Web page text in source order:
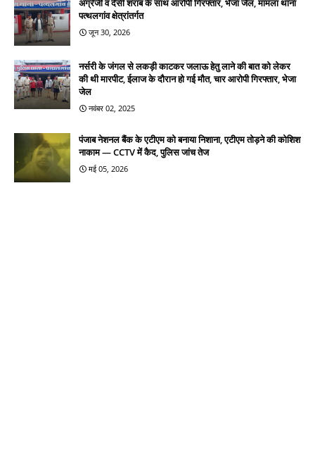
अंग्रेजी व देसी शराब के साथ आरोपी गिरफ्तार, भेजा जेल, मामला थाना
पत्थलगांव क्षेत्रांतर्गत
जून 30, 2026
नर्सरी के जंगल से लकड़ी काटकर जलाऊ हेतु लाने की बात को लेकर
की थी मारपीट, ईलाज के दौरान हो गई मौत, चार आरोपी गिरफ्तार, भेजा
जेल
नवंबर 02, 2025
पंजाब नेशनल बैंक के एटीएम को बनाया निशाना, एटीएम तोड़ने की कोशिश
नाकाम — CCTV में कैद, पुलिस जांच तेज
मई 05, 2026